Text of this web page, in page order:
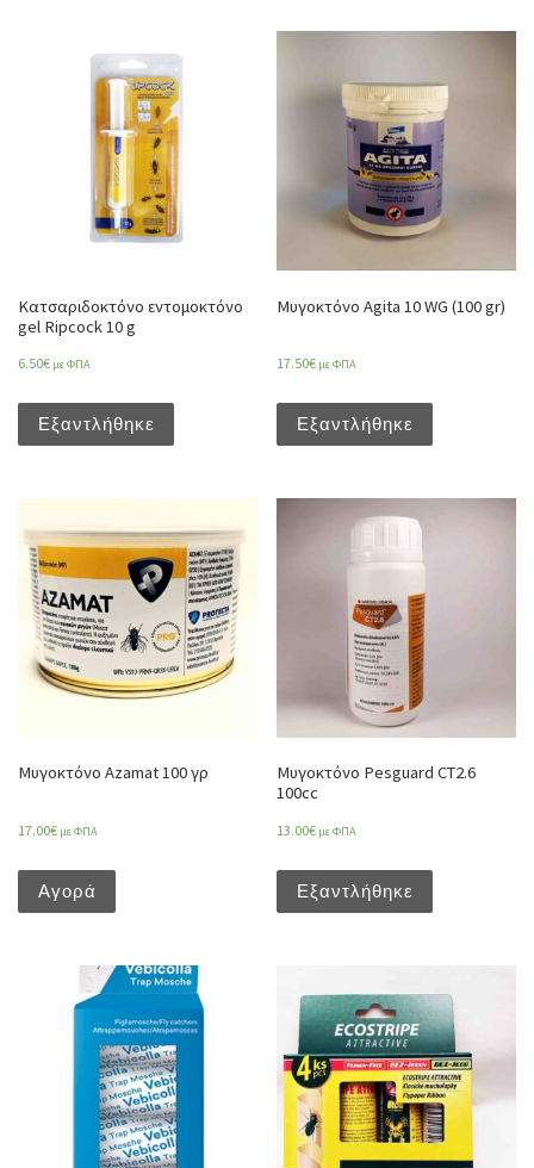
Κατσαριδοκτόνο εντομοκτόνο
gel Ripcock 10 g
6.50€ με ΦΠΑ
Εξαντλήθηκε
Μυγοκτόνο Agita 10 WG (100 gr)
17.50€ με ΦΠΑ
Εξαντλήθηκε
Μυγοκτόνο Azamat 100 γρ
17.00€ με ΦΠΑ
Αγορά
Μυγοκτόνο Pesguard CT2.6
100cc
13.00€ με ΦΠΑ
Εξαντλήθηκε